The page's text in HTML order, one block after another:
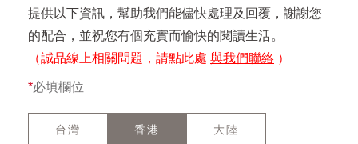
提供以下資訊，幫助我們能儘快處理及回覆，謝謝您
的配合，並祝您有個充實而愉快的閱讀生活。
（誠品線上相關問題，請點此處 與我們聯絡 ）
*必填欄位
台灣 香港 大陸